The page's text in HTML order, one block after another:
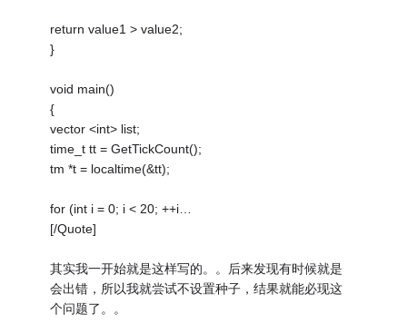
return value1 > value2;
}
void main()
{
vector <int> list;
time_t tt = GetTickCount();
tm *t = localtime(&tt);
for (int i = 0; i < 20; ++i…
[/Quote]
其实我一开始就是这样写的。。后来发现有时候就是
会出错，所以我就尝试不设置种子，结果就能必现这
个问题了。。